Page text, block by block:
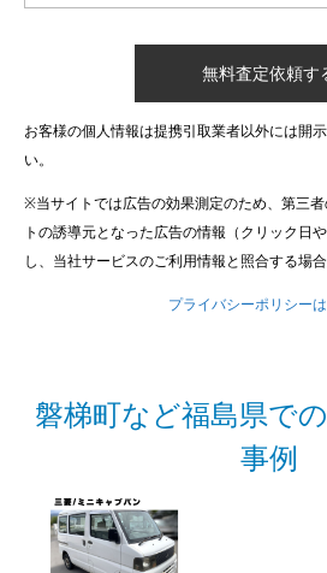
お客様の個人情報は提携引取業者以外には開
い。
※当サイトでは広告の効果測定のため、第三
トの誘導元となった広告の情報（クリック日
し、当社サービスのご利用情報と照合する場合
プライバシーポリシー
磐梯町など福島県で
事例